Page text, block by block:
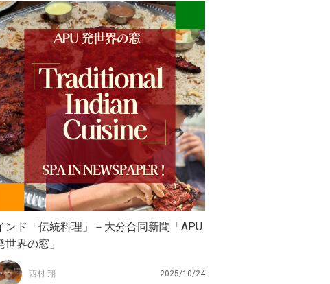
ンド「伝統料理」－大分合同新聞「APU
世界の窓」
西村 翔 2025/10/24